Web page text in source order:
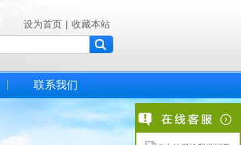
设为首页 | 收藏本站
联系我们